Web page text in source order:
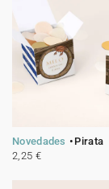
Novedades
Pirata
2,25 €